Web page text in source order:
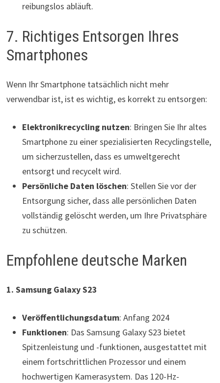
reibungslos abläuft.
7. Richtiges Entsorgen Ihres
Smartphones
Wenn Ihr Smartphone tatsächlich nicht mehr
verwendbar ist, ist es wichtig, es korrekt zu entsorgen:
Elektronikrecycling nutzen: Bringen Sie Ihr altes
Smartphone zu einer spezialisierten Recyclingstelle,
um sicherzustellen, dass es umweltgerecht
entsorgt und recycelt wird.
Persönliche Daten löschen: Stellen Sie vor der
Entsorgung sicher, dass alle persönlichen Daten
vollständig gelöscht werden, um Ihre Privatsphäre
zu schützen.
Empfohlene deutsche Marken
1. Samsung Galaxy S23
Veröffentlichungsdatum: Anfang 2024
Funktionen: Das Samsung Galaxy S23 bietet
Spitzenleistung und -funktionen, ausgestattet mit
einem fortschrittlichen Prozessor und einem
hochwertigen Kamerasystem. Das 120-Hz-